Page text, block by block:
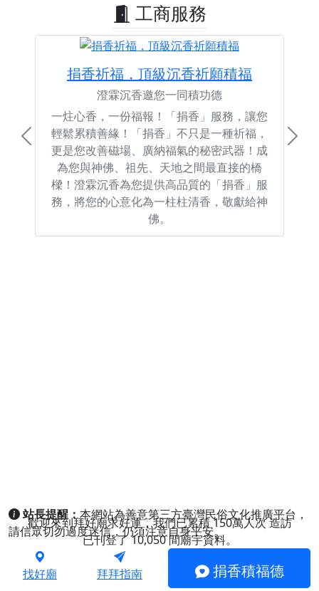
工商服務
捐香祈福，頂級沉香祈願積福
澄霖沉香邀您一同積功德
一炷心香，一份福報！「捐香」服務，讓您
輕鬆累積善緣！「捐香」不只是一種祈福，
更是您改善磁場、廣納福氣的秘密武器！成
為您與神佛、祖先、天地之間最直接的橋
樑！澄霖沉香為您提供高品質的「捐香」服
務，將您的心意化為一柱柱清香，敬獻給神
佛。
Previous Next
站長提醒：本網站為善意第三方臺灣民俗文化推廣平台，
請信眾切勿過度迷信，仍須注意自身平安。
歡迎來到拜好廟求好運，我們已累積150萬人次造訪
已刊登了10,050間廟宇資料。
找好廟 拜拜指南 捐香積福德